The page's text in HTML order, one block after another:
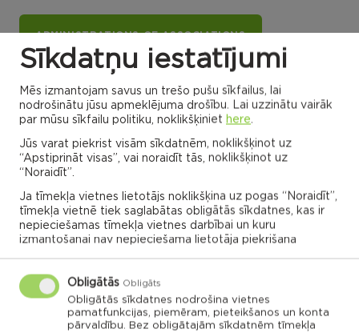
ADMINISTRATIONS OF ASSOCIATIONS
Dricānu apvienības
pārvalde
Nautrēnu apvienības
pārvalde
Naglu civil parish
Rikavas
novads
Kantinieku civil
parish
Sakstagala
parish Ozolmuizas civil
parish
Gaigalavas
pagasts,
novads
Struzanu civil
parish
Dricanu civil
Nautrenu civil
parish
Ilzeskalna civil
parish
parish
Griskanu civil
parish
Sokolku civil
parish
Vilanu civil
parish
Deksares civil
Vilani
Sīkdatņu iestatījumi
Mēs izmantojam savus un trešo pušu sīkfailus, lai
nodrošinātu jūsu apmeklējuma drošību. Lai uzzinātu vairāk
par mūsu sīkfailu politiku, noklikšķiniet here.
Jūs varat piekrist visām sīkdatnēm, noklikšķinot uz
“Apstiprināt visas”, vai noraidīt tās, noklikšķinot uz
“Noraidīt”.
Ja tīmekļa vietnes lietotājs noklikšķina uz pogas “Noraidīt”,
tīmekļa vietnē tiek saglabātas obligātās sīkdatnes, kas ir
nepieciešamas tīmekļa vietnes darbībai un kuru
izmantošanai nav nepieciešama lietotāja piekrišana
Obligātās Obligāts
Obligātās sīkdatnes nodrošina vietnes
pamatfunkcijas, piemēram, pieteikšanos un konta
pārvaldību. Bez obligātajām sīkdatnēm tīmekļa